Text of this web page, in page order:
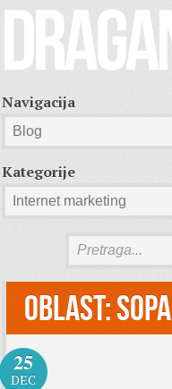
Navigacija
Kategorije
Oblast:SOPA
25
DEC